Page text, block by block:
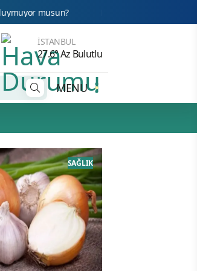
FETÖ’nün Üç Atlısı! Yeni Şafak’ın
İSTANBUL
27.6° Az Bulutlu
MENU
SAĞLIK